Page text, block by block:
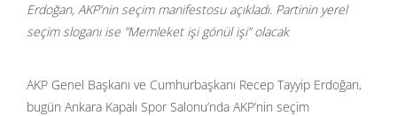
Erdoğan, AKP’nin seçim manifestosu açıkladı. Partinin yerel
seçim sloganı ise ”Memleket işi gönül işi” olacak
AKP Genel Başkanı ve Cumhurbaşkanı Recep Tayyip Erdoğan,
bugün Ankara Kapalı Spor Salonu’nda AKP’nin seçim